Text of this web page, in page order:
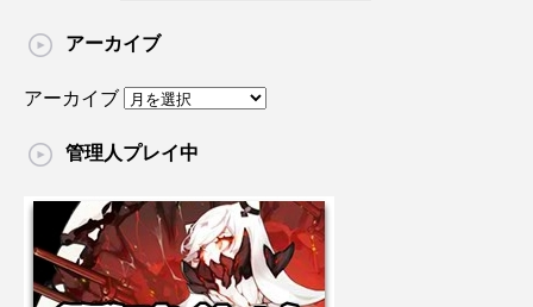
アーカイブ
アーカイブ
管理人プレイ中